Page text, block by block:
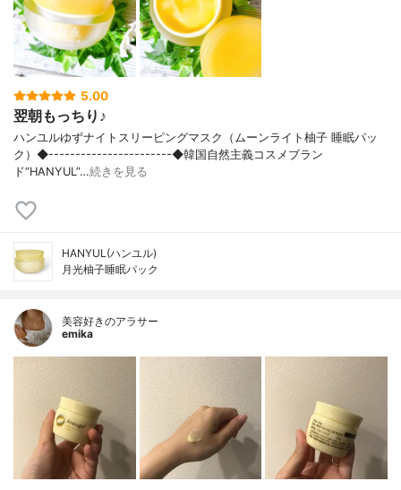
5.00
翌朝もっちり♪
ハンユルゆずナイトスリーピングマスク（ムーンライト柚子 睡眠パッ
ク）◆-----------------------◆韓国自然主義コスメブラン
ド“HANYUL”…続きを見る
HANYUL(ハンユル)
月光柚子睡眠パック
美容好きのアラサー
emika